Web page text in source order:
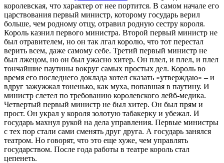
королевская, что характер от нее портится. В самом начале его
царствования первый министр, которому государь верил
больше, чем родному отцу, отравил родную сестру короля.
Король казнил первого министра. Второй первый министр не
был отравителем, но он так лгал королю, что тот перестал
верить всем, даже самому себе. Третий первый министр не
был лжецом, но он был ужасно хитер. Он плел, и плел, и плел
тончайшие паутины вокруг самых простых дел. Король во
время его последнего доклада хотел сказать «утверждаю» – и
вдруг зажужжал тоненько, как муха, попавшая в паутину. И
министр слетел по требованию королевского лейб-медика.
Четвертый первый министр не был хитер. Он был прям и
прост. Он украл у короля золотую табакерку и убежал. И
государь махнул рукой на дела управления. Первые министры
с тех пор стали сами сменять друг друга. А государь занялся
театром. Но говорят, что это еще хуже, чем управлять
государством. После года работы в театре король стал
цепенеть.